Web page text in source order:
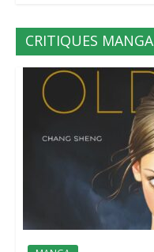
CRITIQUES MANGA